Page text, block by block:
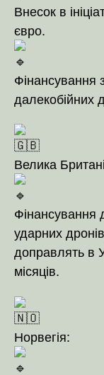
Внесок в
євро.
Фінансування
далекобійних
Велика
Фінансування
ударних
доправлять в
місяців.
Норвегія: